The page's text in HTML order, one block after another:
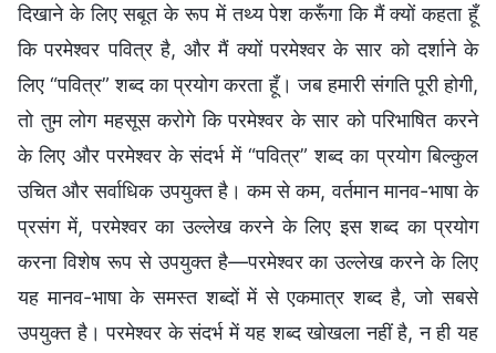
दिखाने के लिए सबूत के रूप में तथ्य पेश करूँगा कि मैं क्यों कहता हूँ
कि परमेश्वर पवित्र है, और मैं क्यों परमेश्वर के सार को दर्शाने के
लिए “पवित्र” शब्द का प्रयोग करता हूँ। जब हमारी संगति पूरी होगी,
तो तुम लोग महसूस करोगे कि परमेश्वर के सार को परिभाषित करने
के लिए और परमेश्वर के संदर्भ में “पवित्र” शब्द का प्रयोग बिल्कुल
उचित और सर्वाधिक उपयुक्त है। कम से कम, वर्तमान मानव-भाषा के
प्रसंग में, परमेश्वर का उल्लेख करने के लिए इस शब्द का प्रयोग
करना विशेष रूप से उपयुक्त है—परमेश्वर का उल्लेख करने के लिए
यह मानव-भाषा के समस्त शब्दों में से एकमात्र शब्द है, जो सबसे
उपयुक्त है। परमेश्वर के संदर्भ में यह शब्द खोखला नहीं है, न ही यह